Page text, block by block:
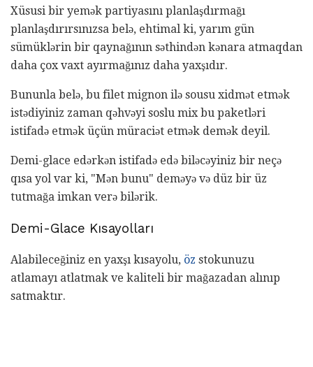
Xüsusi bir yemək partiyasını planlaşdırmağı
planlaşdırırsınızsa belə, ehtimal ki, yarım gün
sümüklərin bir qaynağının səthindən kənara atmaqdan
daha çox vaxt ayırmağınız daha yaxşıdır.
Bununla belə, bu filet mignon ilə sousu xidmət etmək
istədiyiniz zaman qəhvəyi soslu mix bu paketləri
istifadə etmək üçün müraciət etmək demək deyil.
Demi-glace edərkən istifadə edə biləcəyiniz bir neçə
qısa yol var ki, "Mən bunu" deməyə və düz bir üz
tutmağa imkan verə bilərik.
Demi-Glace Kısayolları
Alabileceğiniz en yaxşı kısayolu, öz stokunuzu
atlamayı atlatmak ve kaliteli bir mağazadan alınıp
satmaktır.